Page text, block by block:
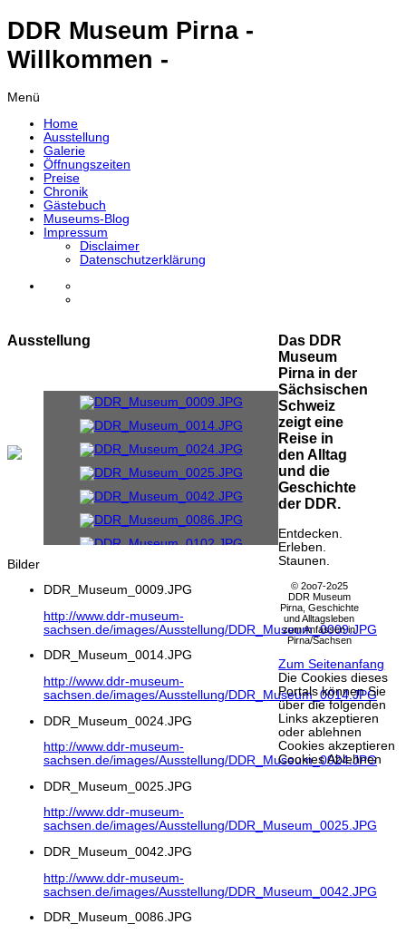
DDR Museum Pirna -
Willkommen -
Menü
Home
Ausstellung
Galerie
Öffnungszeiten
Preise
Chronik
Gästebuch
Museums-Blog
Impressum
Disclaimer
Datenschutzerklärung
Ausstellung
Bilder
DDR_Museum_0009.JPG
http://www.ddr-museum-
sachsen.de/images/Ausstellung/DDR_Museum_0009.JPG
DDR_Museum_0014.JPG
http://www.ddr-museum-
sachsen.de/images/Ausstellung/DDR_Museum_0014.JPG
DDR_Museum_0024.JPG
http://www.ddr-museum-
sachsen.de/images/Ausstellung/DDR_Museum_0024.JPG
DDR_Museum_0025.JPG
http://www.ddr-museum-
sachsen.de/images/Ausstellung/DDR_Museum_0025.JPG
DDR_Museum_0042.JPG
http://www.ddr-museum-
sachsen.de/images/Ausstellung/DDR_Museum_0042.JPG
DDR_Museum_0086.JPG
Das DDR
Museum
Pirna in der
Sächsischen
Schweiz
zeigt eine
Reise in
den Alltag
und die
Geschichte
der DDR.
Entdecken.
Erleben.
Staunen.
© 2oo7-2o25
DDR Museum
Pirna, Geschichte
und Alltagsleben
zum Anfassen in
Pirna/Sachsen
Zum Seitenanfang
Die Cookies dieses
Portals können Sie
über die folgenden
Links akzeptieren
oder ablehnen
Cookies akzeptieren
Cookies Ablehnen